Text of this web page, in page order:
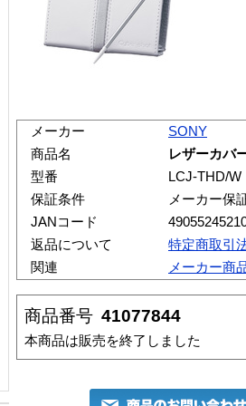
メーカー
SONY
商品名
レザーカバ
型番
LCJ-THD/W
保証条件
メーカー保
JANコード
返品について
特定商取引
関連
メーカー商
商品番号 41077844
本商品は販売を終了しました